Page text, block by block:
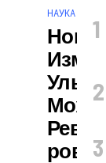
НАУКА И
Может